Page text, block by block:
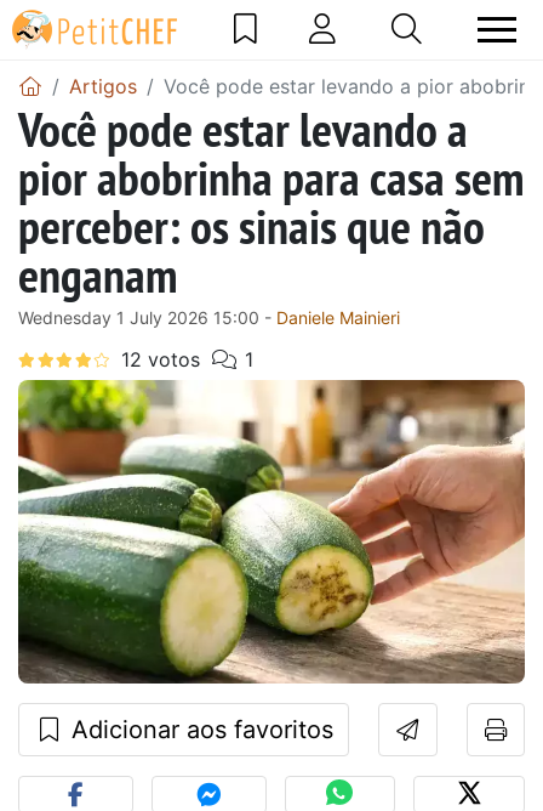
Artigos Você pode estar levando a pior
Você pode estar levando a
pior abobrinha para casa sem
perceber: os sinais que não
enganam
Wednesday 1 July 2026 15:00 - Daniele Mainieri
Adicionar aos favoritos